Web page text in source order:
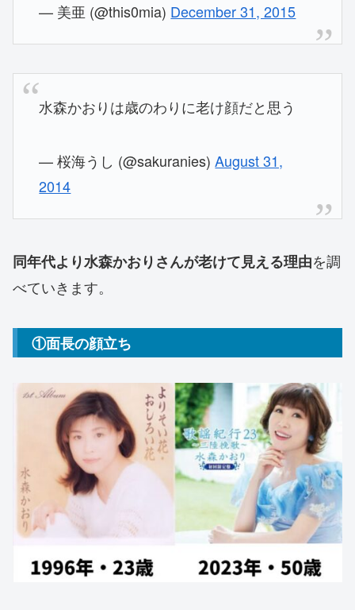
— 美亜 (@this0mia) December 31, 2015
水森かおりは歳のわりに老け顔だと思う
— 桜海うし (@sakuranies)August 31,
2014
同年代より水森かおりさんが老けて見える理由を調
べていきます。
①面長の顔立ち